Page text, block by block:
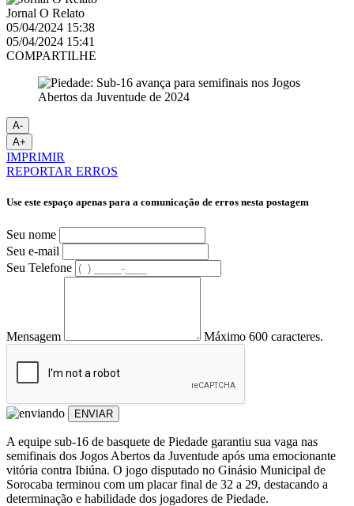
Jornal O Relato
05/04/2024 15:38
05/04/2024 15:41
COMPARTILHE
A-
A+
IMPRIMIR
REPORTAR ERROS
Use este espaço apenas para a comunicação de erros nesta postagem
Seu nome
Seu e-mail
Seu Telefone
Mensagem Máximo 600 caracteres.
ENVIAR
A equipe sub-16 de basquete de Piedade garantiu sua vaga nas
semifinais dos Jogos Abertos da Juventude após uma emocionante
vitória contra Ibiúna. O jogo disputado no Ginásio Municipal de
Sorocaba terminou com um placar final de 32 a 29, destacando a
determinação e habilidade dos jogadores de Piedade.